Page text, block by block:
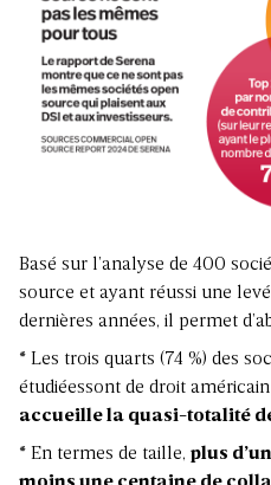
Basé sur l’analyse de 400
source et ayant réussi une
dernières années, il permet
* Les trois quarts (74 %) des
étudiéessont de droit
accueille la quasi-totalité
* En termes de taille, plus